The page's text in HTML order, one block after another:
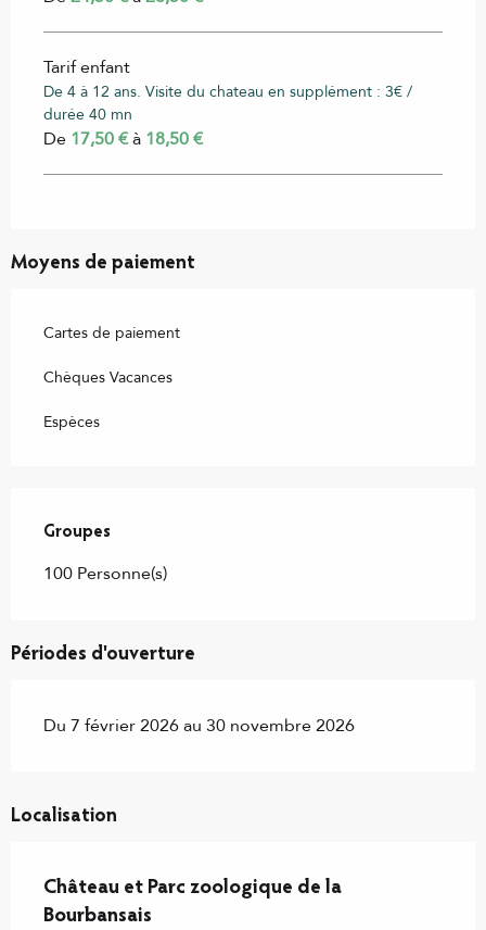
Tarif enfant
De 4 à 12 ans. Visite du chateau en supplément : 3€ /
durée 40 mn
De 17,50 €à 18,50 €
Moyens de paiement
Cartes de paiement
Chèques Vacances
Espèces
Groupes
Groupes
100 Personne(s)
Périodes d'ouverture
Du 7 février 2026 au 30 novembre 2026
Localisation
Château et Parc zoologique de la
Bourbansais